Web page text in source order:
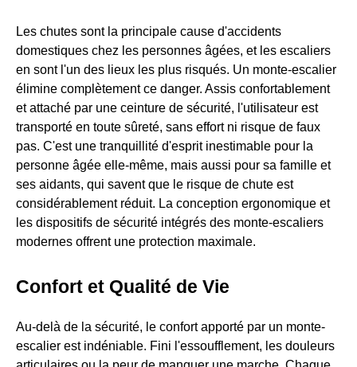
Les chutes sont la principale cause d'accidents
domestiques chez les personnes âgées, et les escaliers
en sont l'un des lieux les plus risqués. Un monte-escalier
élimine complètement ce danger. Assis confortablement
et attaché par une ceinture de sécurité, l'utilisateur est
transporté en toute sûreté, sans effort ni risque de faux
pas. C'est une tranquillité d'esprit inestimable pour la
personne âgée elle-même, mais aussi pour sa famille et
ses aidants, qui savent que le risque de chute est
considérablement réduit. La conception ergonomique et
les dispositifs de sécurité intégrés des monte-escaliers
modernes offrent une protection maximale.
Confort et Qualité de Vie
Au-delà de la sécurité, le confort apporté par un monte-
escalier est indéniable. Fini l'essoufflement, les douleurs